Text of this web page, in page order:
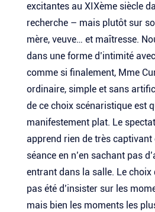
excitantes au XIXème siècle
recherche – mais plutôt sur
mère, veuve… et maîtresse.
dans une forme d’intimité
comme si finalement, Mme
ordinaire, simple et sans
de ce choix scénaristique est
manifestement plat. Le
apprend rien de très
séance en n’en sachant pas
entrant dans la salle. Le choix
pas été d’insister sur les
mais bien les moments les